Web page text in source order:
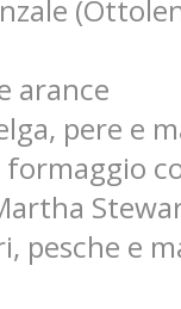
arance
pere e
pesche e